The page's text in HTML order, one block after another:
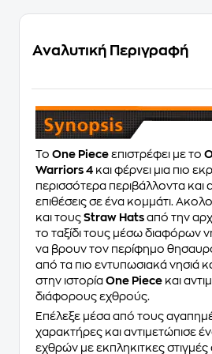
Αναλυτική Περιγραφή
To One Piece επιστρέφει με το
Warriors 4 και φέρνει μια πιο
περισσότερα περιβάλλοντα και
επιθέσεις σε ένα κομμάτι.
και τους Straw Hats από την
το ταξίδι τους μέσω διαφόρων
να βρουν τον περίφημο
από τα πιο εντυπωσιακά νησιά
στην ιστορία One Piece και
διάφορους εχθρούς.
Επέλεξε μέσα από τους
χαρακτήρες και αντιμετώπισε
εχθρών με εκπληκιτκες στιγμές